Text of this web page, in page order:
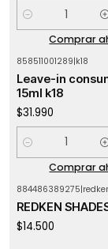
Cantidad
Comprar
858511001289|k18
Leave-in
15ml k18
$31.990
Cantidad
Comprar
884486389275|
REDKEN
$14.500